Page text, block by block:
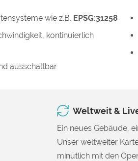
wie z.B. EPSG:31258
kontinuierlich
ausschaltbar
Weltweit &
Ein neues Gebäude,
Unser weltweiter
minütlich mit den